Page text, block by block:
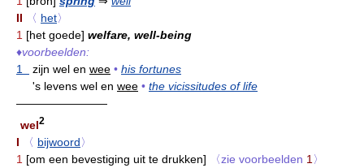
II
〈 het〉
1 [het goede] welfare, well-being
♦voorbeelden:
1
zijn wel en wee • his fortunes
's levens wel en wee • the vicissitudes of life
————————
wel2
I 〈 bijwoord〉
1 [om een bevestiging uit te drukken] 〈zie voorbeelden 1 〉